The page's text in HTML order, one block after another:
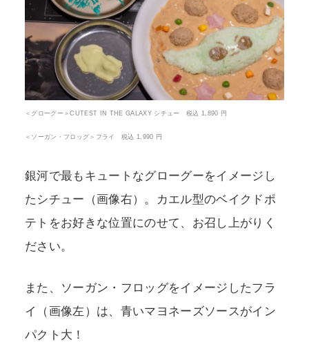
＜グローグー＞CUTEST IN THE GALAXY シチュー 税込 1,890 円
＜ソーガン・フロッグ＞フライ 税込 1,990 円
銀河で最もキュートなグローグーをイメージし
たシチュー（画像右）。カエル型のベイクドポ
テトをお好きな位置にのせて、お召し上がりく
ださい。
また、ソーガン・フロッグをイメージしたフラ
イ（画像左）は、青いマヨネーズソースがイン
パクト大！